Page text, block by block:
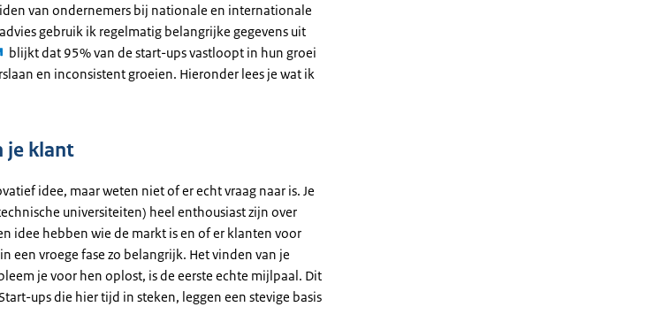
van ondernemers bij nationale en internationale
gebruik ik regelmatig belangrijke gegevens uit
blijkt dat 95% van de start-ups vastloopt in hun groei
en inconsistent groeien. Hieronder lees je wat ik
je klant
idee, maar weten niet of er echt vraag naar is. Je
universiteiten) heel enthousiast zijn over
idee hebben wie de markt is en of er klanten voor
een vroege fase zo belangrijk. Het vinden van je
je voor hen oplost, is de eerste echte mijlpaal. Dit
ups die hier tijd in steken, leggen een stevige basis